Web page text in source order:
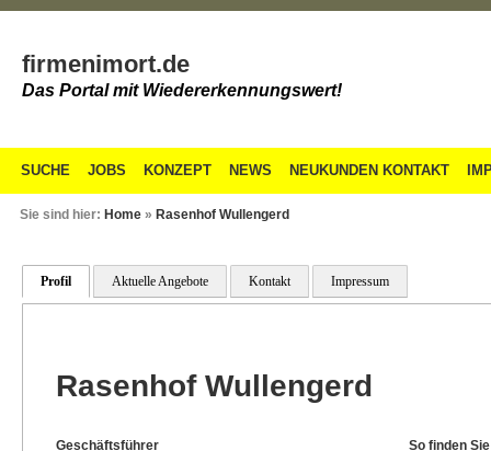
firmenimort.de
Das Portal mit Wiedererkennungswert!
SUCHE JOBS KONZEPT NEWS NEUKUNDEN KONTAKT
Sie sind hier: Home » Rasenhof Wullengerd
Profil Aktuelle Angebote Kontakt Impressum
Rasenhof Wullengerd
Geschäftsführer
So finden